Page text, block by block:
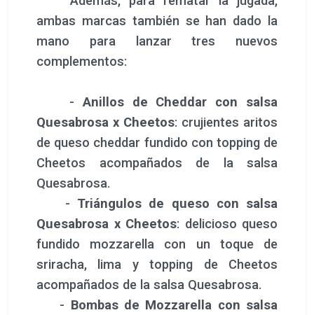
ambas marcas también se han dado la
mano para lanzar tres nuevos
complementos:
- Anillos de Cheddar con salsa
Quesabrosa x Cheetos: crujientes aritos
de queso cheddar fundido con topping de
Cheetos acompañados de la salsa
Quesabrosa.
- Triángulos de queso con salsa
Quesabrosa x Cheetos: delicioso queso
fundido mozzarella con un toque de
sriracha, lima y topping de Cheetos
acompañados de la salsa Quesabrosa.
- Bombas de Mozzarella con salsa